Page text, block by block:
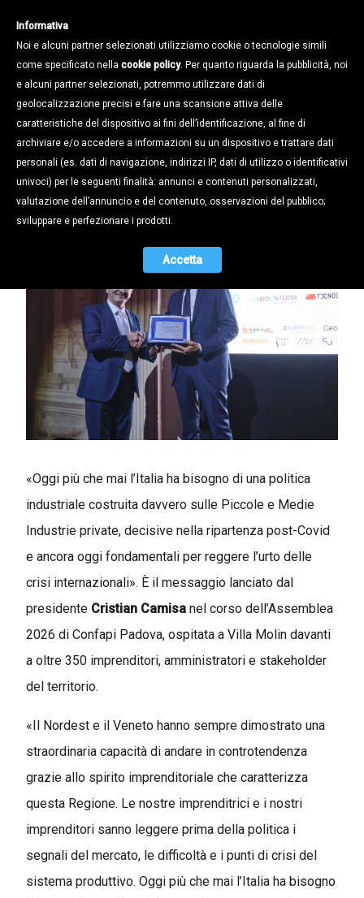
Cronaca Confapi /
CAMISA: «ORA UNA POLITICA
INDUSTRIALE CHE METTA DAVVERO
AL CENTRO LE PMI»
12.05.2026
«Oggi più che mai l’Italia ha bisogno di una politica
industriale costruita davvero sulle Piccole e Medie
Industrie private, decisive nella ripartenza post-Covid
e ancora oggi fondamentali per reggere l’urto delle
crisi internazionali». È il messaggio lanciato dal
presidente Cristian Camisa nel corso dell’Assemblea
2026 di Confapi Padova, ospitata a Villa Molin davanti
a oltre 350 imprenditori, amministratori e stakeholder
del territorio.
«Il Nordest e il Veneto hanno sempre dimostrato una
straordinaria capacità di andare in controtendenza
grazie allo spirito imprenditoriale che caratterizza
questa Regione. Le nostre imprenditrici e i nostri
imprenditori sanno leggere prima della politica i
segnali del mercato, le difficoltà e i punti di crisi del
sistema produttivo. Oggi più che mai l’Italia ha bisogno
Informativa
Noi e alcuni partner selezionati utilizziamo cookie o tecnologie simili
come specificato nella cookie policy. Per quanto riguarda la pubblicità, noi
e alcuni partner selezionati, potremmo utilizzare dati di
geolocalizzazione precisi e fare una scansione attiva delle
caratteristiche del dispositivo ai fini dell’identificazione, al fine di
archiviare e/o accedere a informazioni su un dispositivo e trattare dati
personali (es. dati di navigazione, indirizzi IP, dati di utilizzo o identificativi
univoci) per le seguenti finalità: annunci e contenuti personalizzati,
valutazione dell’annuncio e del contenuto, osservazioni del pubblico;
sviluppare e perfezionare i prodotti.
Accetta